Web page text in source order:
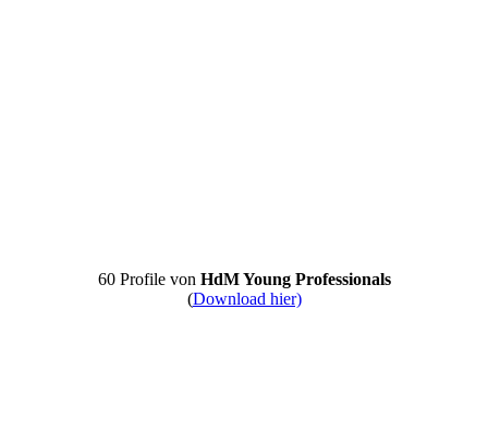
60 Profile von HdM Young Professionals
(Download hier)